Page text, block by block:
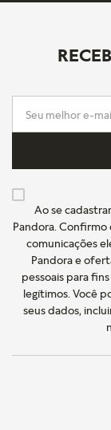
Ao se
Pandora. Confirmo
comunicações
Pandora e
pessoais para
legítimos. Você
seus dados,